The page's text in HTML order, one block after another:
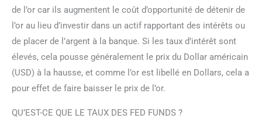
de l’or car ils augmentent le coût d’opportunité de détenir de
l’or au lieu d’investir dans un actif rapportant des intérêts ou
de placer de l’argent à la banque. Si les taux d’intérêt sont
élevés, cela pousse généralement le prix du Dollar américain
(USD) à la hausse, et comme l’or est libellé en Dollars, cela a
pour effet de faire baisser le prix de l’or.
QU’EST-CE QUE LE TAUX DES FED FUNDS ?